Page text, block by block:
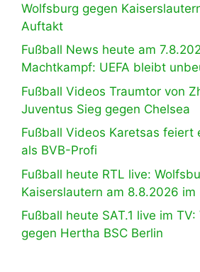
Wolfsburg gegen
Auftakt
Fußball News heute am
Machtkampf: UEFA bleibt
Fußball Videos Traumtor von
Juventus Sieg gegen Chelsea
Fußball Videos Karetsas feiert
als BVB-Profi
Fußball heute RTL live:
Kaiserslautern am 8.8.2026 im
Fußball heute SAT.1 live im
gegen Hertha BSC Berlin